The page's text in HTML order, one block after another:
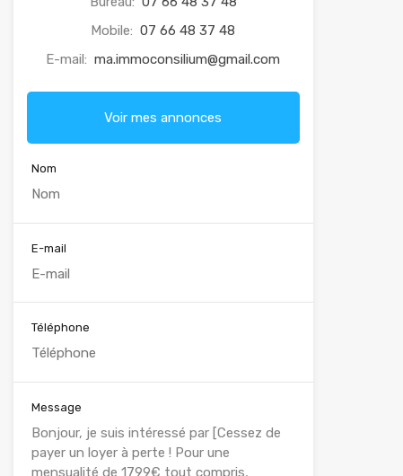
Mobile: 07 66 48 37 48
E-mail: ma.immoconsilium@gmail.com
Voir mes annonces
Nom
E-mail
Téléphone
Message